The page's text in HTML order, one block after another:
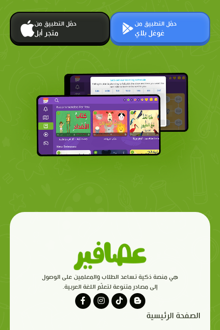
حمّل التطبيق من
متجر أبل
حمّل التطبيق من
غوغل بلاي
هي منصة ذكية تساعد الطلاب والمعلمين على الوصول
إلى مصادر متنوعة لتعلّم اللغة العربية.
الصفحة الرئيسية